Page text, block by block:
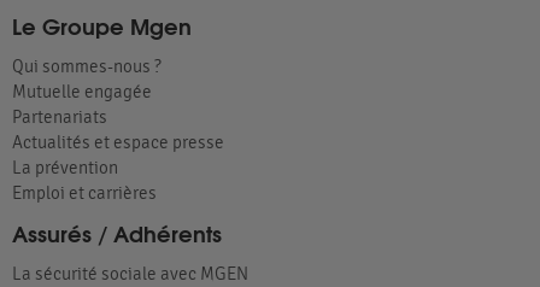
Le Groupe Mgen
Qui sommes-nous ?
Mutuelle engagée
Partenariats
Actualités et espace presse
La prévention
Emploi et carrières
Assurés / Adhérents
La sécurité sociale avec MGEN